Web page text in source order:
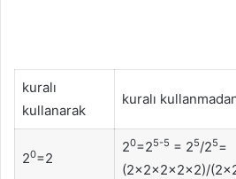
kuralı
kullanarak
kuralı
20=2
20=25-5 = 25/25=
(2×2×2×2×2)/